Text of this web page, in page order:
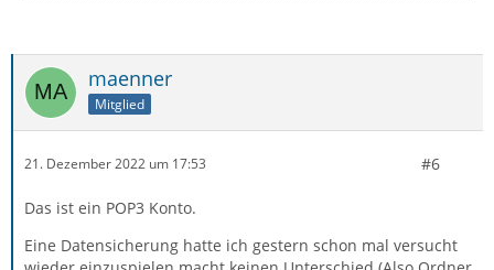
maenner
Mitglied
21. Dezember 2022 um 17:53 #6
Das ist ein POP3 Konto.
Eine Datensicherung hatte ich gestern schon mal versucht